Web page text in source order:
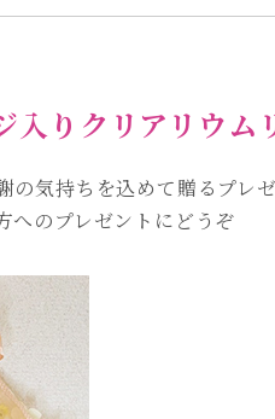
りクリアリウム
の気持ちを込めて贈るプレ
へのプレゼントにどうぞ